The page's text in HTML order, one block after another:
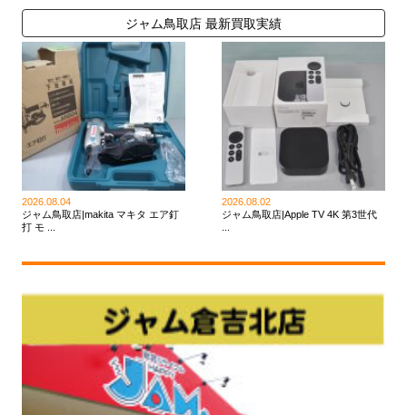
ジャム鳥取店 最新買取実績
2026.08.04
ジャム鳥取店|makita マキタ エア釘
打 モ ...
2026.08.02
ジャム鳥取店|Apple TV 4K 第3世代